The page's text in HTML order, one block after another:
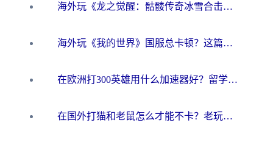
海外玩《龙之觉醒：骷髅传奇冰雪合击》延迟高？这篇指南帮你解决卡顿烦恼！
海外玩《我的世界》国服总卡顿？这篇我的世界游戏加速器指南帮你解决所有问题
在欧洲打300英雄用什么加速器好？留学生亲测有效的解决方案来了
在国外打猫和老鼠怎么才能不卡？老玩家亲测的终极加速指南